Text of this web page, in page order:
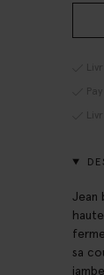
Jean
sa